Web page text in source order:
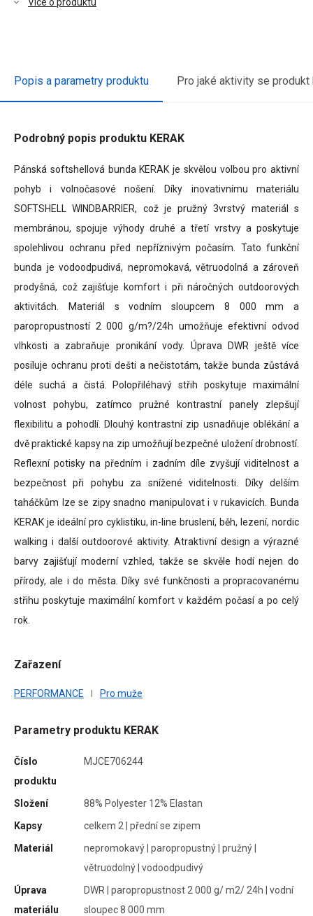
Popis a parametry produktu Pro jaké aktivity se produkt
Podrobný popis produktu KERAK
Pánská softshellová bunda KERAK je skvělou volbou pro aktivní
pohyb i volnočasové nošení. Díky inovativnímu materiálu
SOFTSHELL WINDBARRIER, což je pružný 3vrstvý materiál s
membránou, spojuje výhody druhé a třetí vrstvy a poskytuje
spolehlivou ochranu před nepříznivým počasím. Tato funkční
bunda je vodoodpudivá, nepromokavá, větruodolná a zároveň
prodyšná, což zajišťuje komfort i při náročných outdoorových
aktivitách. Materiál s vodním sloupcem 8 000 mm a
paropropustností 2 000 g/m?/24h umožňuje efektivní odvod
vlhkosti a zabraňuje pronikání vody. Úprava DWR ještě více
posiluje ochranu proti dešti a nečistotám, takže bunda zůstává
déle suchá a čistá. Polopřiléhavý střih poskytuje maximální
volnost pohybu, zatímco pružné kontrastní panely zlepšují
flexibilitu a pohodlí. Dlouhý kontrastní zip usnadňuje oblékání a
dvě praktické kapsy na zip umožňují bezpečné uložení drobností.
Reflexní potisky na předním i zadním díle zvyšují viditelnost a
bezpečnost při pohybu za snížené viditelnosti. Díky delším
taháčkům lze se zipy snadno manipulovat i v rukavicích. Bunda
KERAK je ideální pro cyklistiku, in-line bruslení, běh, lezení, nordic
walking i další outdoorové aktivity. Atraktivní design a výrazné
barvy zajišťují moderní vzhled, takže se skvěle hodí nejen do
přírody, ale i do města. Díky své funkčnosti a propracovanému
střihu poskytuje maximální komfort v každém počasí a po celý
rok.
Zařazení
PERFORMANCE Pro muže
Parametry produktu KERAK
Číslo
produktu
MJCE706244
Složení
88% Polyester 12% Elastan
Kapsy
celkem 2 | přední se zipem
Materiál
nepromokavý | paropropustný | pružný |
větruodolný | vodoodpudivý
Úprava
materiálu
DWR | paropropustnost 2 000 g/ m2/ 24h | vodní
sloupec 8 000 mm